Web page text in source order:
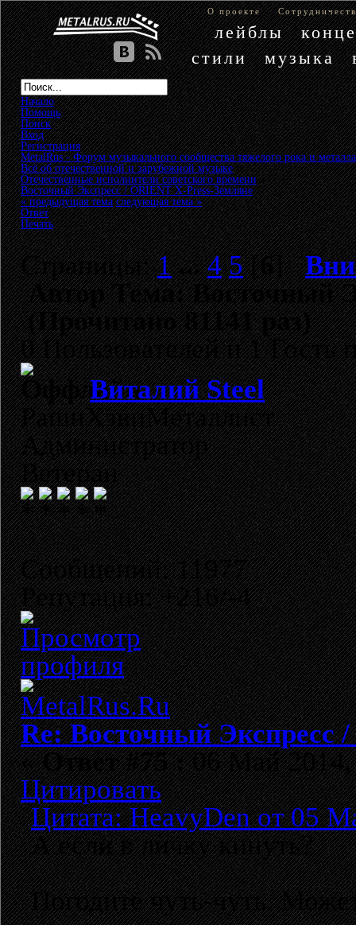
О проекте
лейблы
стили
музыка
Начало
Помощь
Поиск
Вход
Регистрация
MetalRus - Форум музыкального сообщества тяжелого рока и металла
Всё об отечественной и зарубежной музыке»
Отечественные исполнители советского времени»
Восточный Экспресс / ORIENT X-Press-Земляне
« предыдущая тема следующая тема »
Ответ
Печать
Страницы:1 ...4 5[6]
АвторТема: Восточный
(Прочитано 81141 раз)
0 Пользователей и 1 Гость
Виталий Steel
РашнХэвиМеталлист
Администратор
Ветеран
Сообщений: 11977
Репутация: +216/-4
Re: Восточный Экспресс
«Ответ #75 :06 Май 2014,
Цитировать
Цитата: HeavyDen от 05
А если в личку кинуть?
Погодите чуть-чуть.